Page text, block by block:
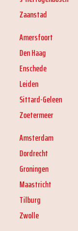
Zaanstad
Amersfoort
Den Haag
Enschede
Leiden
Sittard-Geleen
Zoetermeer
Amsterdam
Dordrecht
Groningen
Maastricht
Tilburg
Zwolle